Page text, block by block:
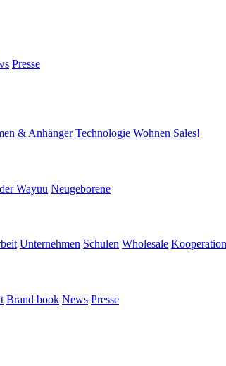
Presse
& AnhängerTechnologie Wohnen Sales!
Wayuu Neugeborene
Unternehmen Schulen Wholesale
Brand book News Presse